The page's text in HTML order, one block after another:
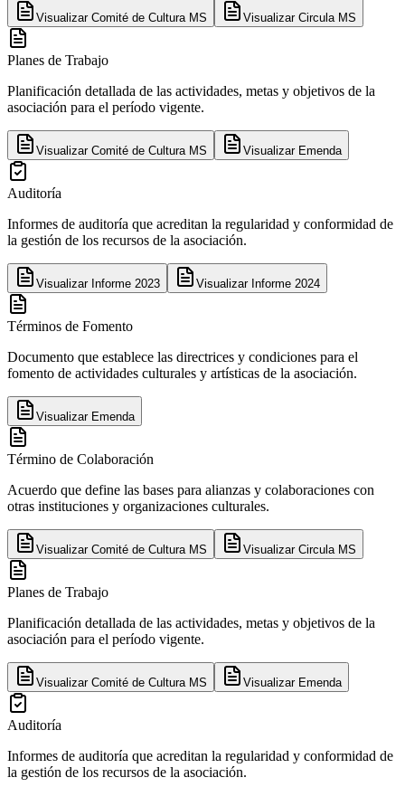
Visualizar Comité de Cultura MS Visualizar Circula MS
Planes de Trabajo
Planificación detallada de las actividades, metas y objetivos de la
asociación para el período vigente.
Visualizar Comité de Cultura MS Visualizar Emenda
Auditoría
Informes de auditoría que acreditan la regularidad y conformidad de
la gestión de los recursos de la asociación.
Visualizar Informe 2023 Visualizar Informe 2024
Términos de Fomento
Documento que establece las directrices y condiciones para el
fomento de actividades culturales y artísticas de la asociación.
Visualizar Emenda
Término de Colaboración
Acuerdo que define las bases para alianzas y colaboraciones con
otras instituciones y organizaciones culturales.
Visualizar Comité de Cultura MS Visualizar Circula MS
Planes de Trabajo
Planificación detallada de las actividades, metas y objetivos de la
asociación para el período vigente.
Visualizar Comité de Cultura MS Visualizar Emenda
Auditoría
Informes de auditoría que acreditan la regularidad y conformidad de
la gestión de los recursos de la asociación.